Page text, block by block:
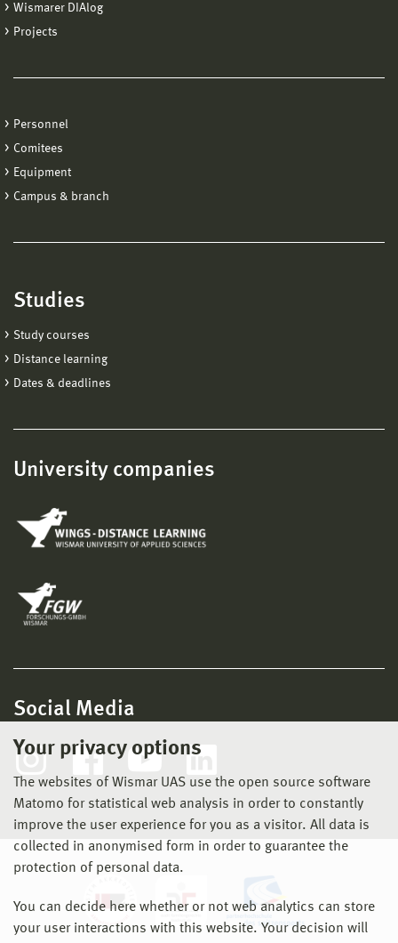
Your privacy options
The websites of Wismar UAS use the open source software
Matomo for statistical web analysis in order to constantly
improve the user experience for you as a visitor. All data is
collected in anonymised form in order to guarantee the
protection of personal data.
You can decide here whether or not web analytics can store
your user interactions with this website. Your decision will
Wismarer DIAlog
Projects
Personnel
Comitees
Equipment
Campus & branch
Studies
Study courses
Distance learning
Dates & deadlines
University companies
Social Media